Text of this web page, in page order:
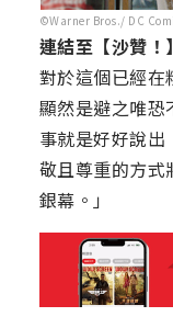
©Warner Bros./ DC
連結至【沙贊！
對於這個已經在
顯然是避之唯恐
事就是好好說
敬且尊重的方式
銀幕。」